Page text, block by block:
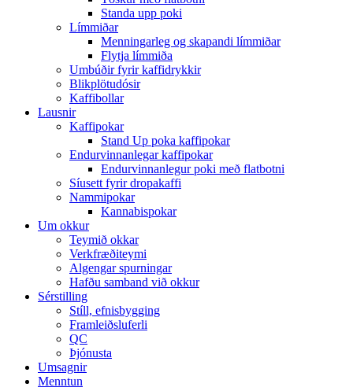
Standa upp poki
Límmiðar
Menningarleg og skapandi límmiðar
Flytja límmiða
Umbúðir fyrir kaffidrykkir
Blikplötudósir
Kaffibollar
Lausnir
Kaffipokar
Stand Up poka kaffipokar
Endurvinnanlegar kaffipokar
Endurvinnanlegur poki með flatbotni
Síusett fyrir dropakaffi
Nammipokar
Kannabispokar
Um okkur
Teymið okkar
Verkfræðiteymi
Algengar spurningar
Hafðu samband við okkur
Sérstilling
Stíll, efnisbygging
Framleiðsluferli
QC
Þjónusta
Umsagnir
Menntun